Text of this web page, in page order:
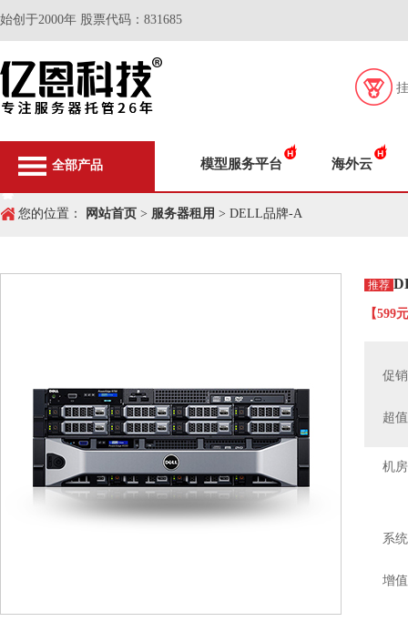
始创于2000年 股票代码：831685
全部产品 模型服务平台 海外云
您的位置： 网站首页 > 服务器租用 > DELL品牌-A
推荐
【599
促
超
机
系
增